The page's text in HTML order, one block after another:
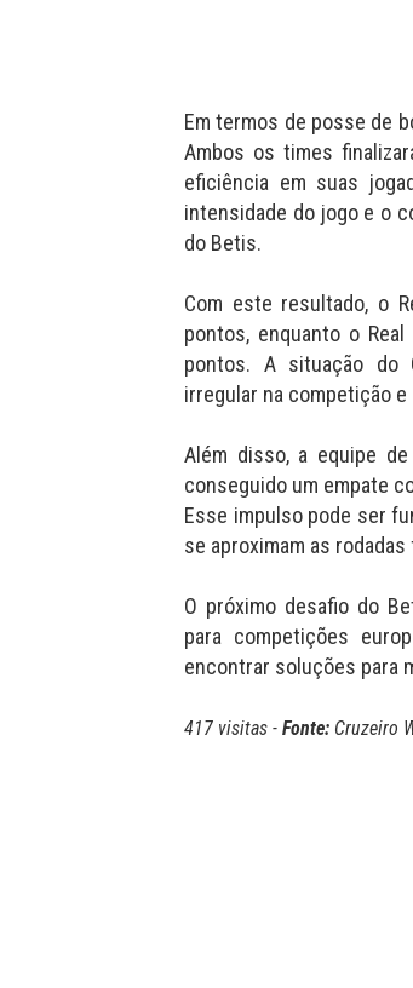
Em termos de posse de
Ambos os times
eficiência em suas
intensidade do jogo e o
do Betis.
Com este resultado, o
pontos, enquanto o
pontos. A situação do
irregular na competição
Além disso, a equipe
conseguido um empate
Esse impulso pode ser
se aproximam as rodadas
O próximo desafio do
para competições
encontrar soluções para
417 visitas - Fonte: Cruzeiro